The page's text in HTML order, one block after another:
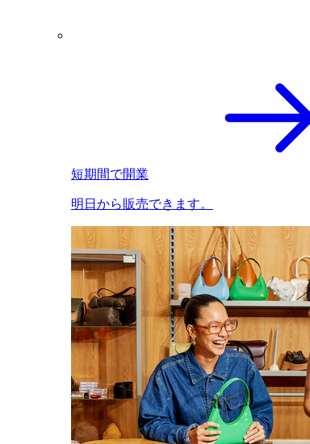
短期間で開業
明日から販売できます。